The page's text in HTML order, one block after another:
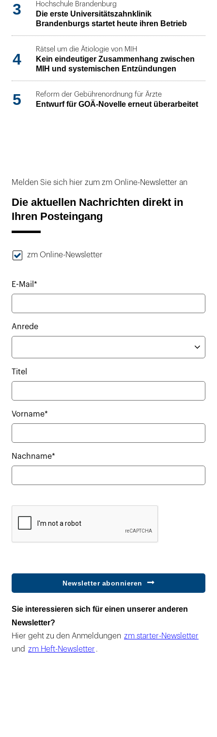
3 Hochschule Brandenburg
Die erste Universitätszahnklinik
Brandenburgs startet heute ihren Betrieb
4
Rätsel um die Ätiologie von MIH
Kein eindeutiger Zusammenhang zwischen
MIH und systemischen Entzündungen
5 Reform der Gebührenordnung für Ärzte
Entwurf für GOÄ-Novelle erneut überarbeitet
Melden Sie sich hier zum zm Online-Newsletter an
Die aktuellen Nachrichten direkt in
Ihren Posteingang
zm Online-Newsletter
E-Mail*
Anrede
Titel
Vorname*
Nachname*
Newsletter abonnieren
Sie interessieren sich für einen unserer anderen
Newsletter?
Hier geht zu den Anmeldungen zm starter-Newsletter
und zm Heft-Newsletter .